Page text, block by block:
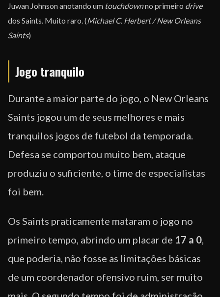
Juwan Johnson anotando um touchdownno primeiro drive
dos Saints. Muito raro. (Michael C. Herbert / New Orleans
Saints)
Jogo tranquilo
Durante a maior parte do jogo, o New Orleans
Saints jogou um de seus melhores e mais
tranquilos jogos de futebol da temporada.
Defesa se comportou muito bem, ataque
produziu o suficiente, o time de especialistas
foi bem.
Os Saints praticamente mataram o jogo no
primeiro tempo, abrindo um placar de 17 a 0,
que poderia, não fosse as limitações básicas
de um coordenador ofensivo ruim, ser muito